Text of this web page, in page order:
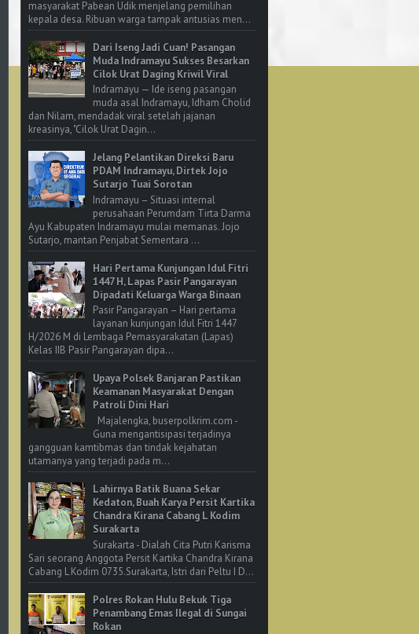
masyarakat Pabean Udik menjelang pemilihan
kepala desa. Ribuan warga tampak antusias men...
Dari Iseng Jadi Cuan! Pasangan
Muda Indramayu Sukses Besarkan
Cilok Urat Daging Kriwil Viral
Indramayu — Ide iseng pasangan
muda asal Indramayu, Idham Cholid
dan Nilam, mendadak viral setelah jajanan
kreasinya, "Cilok Urat Dagin...
Jelang Pelantikan Direksi Baru
PDAM Indramayu, Dirtek Jojo
Sutarjo Tuai Sorotan
Indramayu – Situasi internal
perusahaan Perumdam Tirta Darma
Ayu Kabupaten Indramayu mulai memanas. Jojo
Sutarjo, mantan Penjabat Sementara ...
Hari Pertama Kunjungan Idul Fitri
1447 H, Lapas Pasir Pangarayan
Dipadati Keluarga Warga Binaan
Pasir Pangarayan – Hari pertama
layanan kunjungan Idul Fitri 1447
H/2026 M di Lembaga Pemasyarakatan (Lapas)
Kelas IIB Pasir Pangarayan dipa...
Upaya Polsek Banjaran Pastikan
Keamanan Masyarakat Dengan
Patroli Dini Hari
Majalengka, buserpolkrim.com -
Guna mengantisipasi terjadinya
gangguan kamtibmas dan tindak kejahatan
utamanya yang terjadi pada m...
Lahirnya Batik Buana Sekar
Kedaton, Buah Karya Persit Kartika
Chandra Kirana Cabang L Kodim
Surakarta
Surakarta - Dialah Cita Putri Karisma
Sari seorang Anggota Persit Kartika Chandra Kirana
Cabang L Kodim 0735.Surakarta, Istri dari Peltu I D...
Polres Rokan Hulu Bekuk Tiga
Penambang Emas Ilegal di Sungai
Rokan